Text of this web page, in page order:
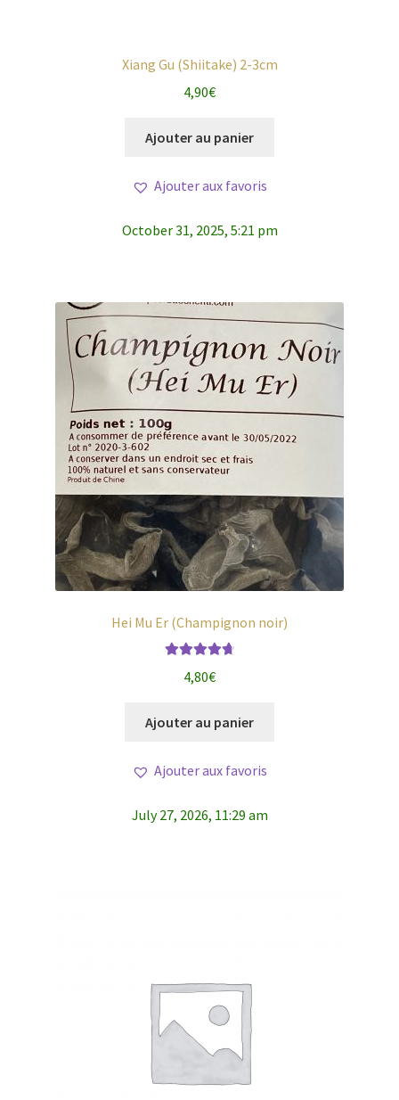
Xiang Gu (Shiitake) 2-3cm
4,90€
Ajouter au panier
Ajouter aux favoris
October 31, 2025, 5:21 pm
Hei Mu Er (Champignon noir)
sur 5
4,80€
Ajouter au panier
Ajouter aux favoris
July 27, 2026, 11:29 am